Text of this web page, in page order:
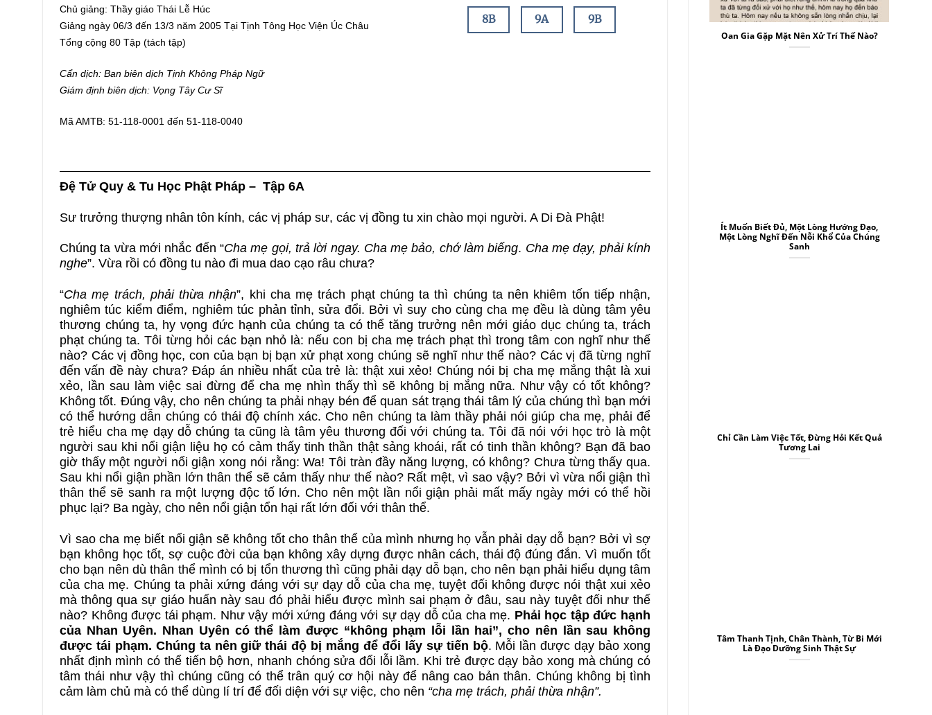
Chủ giảng: Thầy giáo Thái Lễ Húc
Giảng ngày 06/3 đến 13/3 năm 2005 Tại Tịnh Tông Học Viện Úc Châu
Tổng cộng 80 Tập (tách tập)
Cẩn dịch: Ban biên dịch Tịnh Không Pháp Ngữ
Giám định biên dịch: Vọng Tây Cư Sĩ
Mã AMTB: 51-118-0001 đến 51-118-0040
8B 9A 9B
14B 15A 15B
17B 18A 18B
20B 21A 21B
22A 22B 23A
23B 24A 24B
25A 25B 26A
27A 27B
29B 30A 30B
31A 31B 32A
32B 33A 33B
34A 34B 35A
35B 36A
Đệ Tử Quy & Tu Học Phật Pháp – Tập 6A
Sư trưởng thượng nhân tôn kính, các vị pháp sư, các vị đồng tu xin chào mọi người. A Di Đà Phật!
Chúng ta vừa mới nhắc đến “Cha mẹ gọi, trả lời ngay. Cha mẹ bảo, chớ làm biếng. Cha mẹ dạy, phải kính
nghe”. Vừa rồi có đồng tu nào đi mua dao cạo râu chưa?
“Cha mẹ trách, phải thừa nhận”, khi cha mẹ trách phạt chúng ta thì chúng ta nên khiêm tốn tiếp nhận,
nghiêm túc kiểm điểm, nghiêm túc phản tỉnh, sửa đổi. Bởi vì suy cho cùng cha mẹ đều là dùng tâm yêu
thương chúng ta, hy vọng đức hạnh của chúng ta có thể tăng trưởng nên mới giáo dục chúng ta, trách
phạt chúng ta. Tôi từng hỏi các bạn nhỏ là: nếu con bị cha mẹ trách phạt thì trong tâm con nghĩ như thế
nào? Các vị đồng học, con của bạn bị bạn xử phạt xong chúng sẽ nghĩ như thế nào? Các vị đã từng nghĩ
đến vấn đề này chưa? Đáp án nhiều nhất của trẻ là: thật xui xẻo! Chúng nói bị cha mẹ mắng thật là xui
xẻo, lần sau làm việc sai đừng để cha mẹ nhìn thấy thì sẽ không bị mắng nữa. Như vậy có tốt không?
Không tốt. Đúng vậy, cho nên chúng ta phải nhạy bén để quan sát trạng thái tâm lý của chúng thì bạn mới
có thể hướng dẫn chúng có thái độ chính xác. Cho nên chúng ta làm thầy phải nói giúp cha mẹ, phải để
trẻ hiểu cha mẹ dạy dỗ chúng ta cũng là tâm yêu thương đối với chúng ta. Tôi đã nói với học trò là một
người sau khi nổi giận liệu họ có cảm thấy tinh thần thật sảng khoái, rất có tinh thần không? Bạn đã bao
giờ thấy một người nổi giận xong nói rằng: Wa! Tôi tràn đầy năng lượng, có không? Chưa từng thấy qua.
Sau khi nổi giận phần lớn thân thể sẽ cảm thấy như thế nào? Rất mệt, vì sao vậy? Bởi vì vừa nổi giận thì
thân thể sẽ sanh ra một lượng độc tố lớn. Cho nên một lần nổi giận phải mất mấy ngày mới có thể hồi
phục lại? Ba ngày, cho nên nổi giận tổn hại rất lớn đối với thân thể.
Vì sao cha mẹ biết nổi giận sẽ không tốt cho thân thể của mình nhưng họ vẫn phải dạy dỗ bạn? Bởi vì sợ
bạn không học tốt, sợ cuộc đời của bạn không xây dựng được nhân cách, thái độ đúng đắn. Vì muốn tốt
cho bạn nên dù thân thể mình có bị tổn thương thì cũng phải dạy dỗ bạn, cho nên bạn phải hiểu dụng tâm
của cha mẹ. Chúng ta phải xứng đáng với sự dạy dỗ của cha mẹ, tuyệt đối không được nói thật xui xẻo
mà thông qua sự giáo huấn này sau đó phải hiểu được mình sai phạm ở đâu, sau này tuyệt đối như thế
nào? Không được tái phạm. Như vậy mới xứng đáng với sự dạy dỗ của cha mẹ. Phải học tập đức hạnh
của Nhan Uyên. Nhan Uyên có thể làm được “không phạm lỗi lần hai”, cho nên lần sau không
được tái phạm. Chúng ta nên giữ thái độ bị mắng để đổi lấy sự tiến bộ. Mỗi lần được dạy bảo xong
nhất định mình có thể tiến bộ hơn, nhanh chóng sửa đổi lỗi lầm. Khi trẻ được dạy bảo xong mà chúng có
tâm thái như vậy thì chúng cũng có thể trân quý cơ hội này để nâng cao bản thân. Chúng không bị tình
cảm làm chủ mà có thể dùng lí trí để đối diện với sự việc, cho nên “cha mẹ trách, phải thừa nhận”.
Oan Gia Gặp Mặt Nên Xử Trí Thế Nào?
Ít Muốn Biết Đủ, Một Lòng Hướng Đạo,
Một Lòng Nghĩ Đến Nỗi Khổ Của Chúng
Sanh
Chỉ Cần Làm Việc Tốt, Đừng Hỏi Kết Quả
Tương Lai
Tâm Thanh Tịnh, Chân Thành, Từ Bi Mới
Là Đạo Dưỡng Sinh Thật Sự